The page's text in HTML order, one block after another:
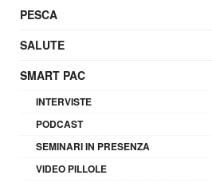
PESCA
SALUTE
SMART PAC
INTERVISTE
PODCAST
SEMINARI IN PRESENZA
VIDEO PILLOLE